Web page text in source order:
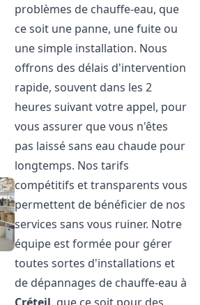
problèmes de chauffe-eau, que
ce soit une panne, une fuite ou
une simple installation. Nous
offrons des délais d'intervention
rapide, souvent dans les 2
heures suivant votre appel, pour
vous assurer que vous n'êtes
pas laissé sans eau chaude pour
longtemps. Nos tarifs
compétitifs et transparents vous
permettent de bénéficier de nos
services sans vous ruiner. Notre
équipe est formée pour gérer
toutes sortes d'installations et
de dépannages de chauffe-eau à